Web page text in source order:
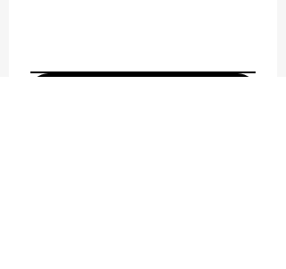
Write a message